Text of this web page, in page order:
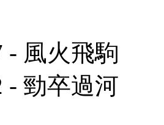
- 風火飛駒
- 勁卒過河